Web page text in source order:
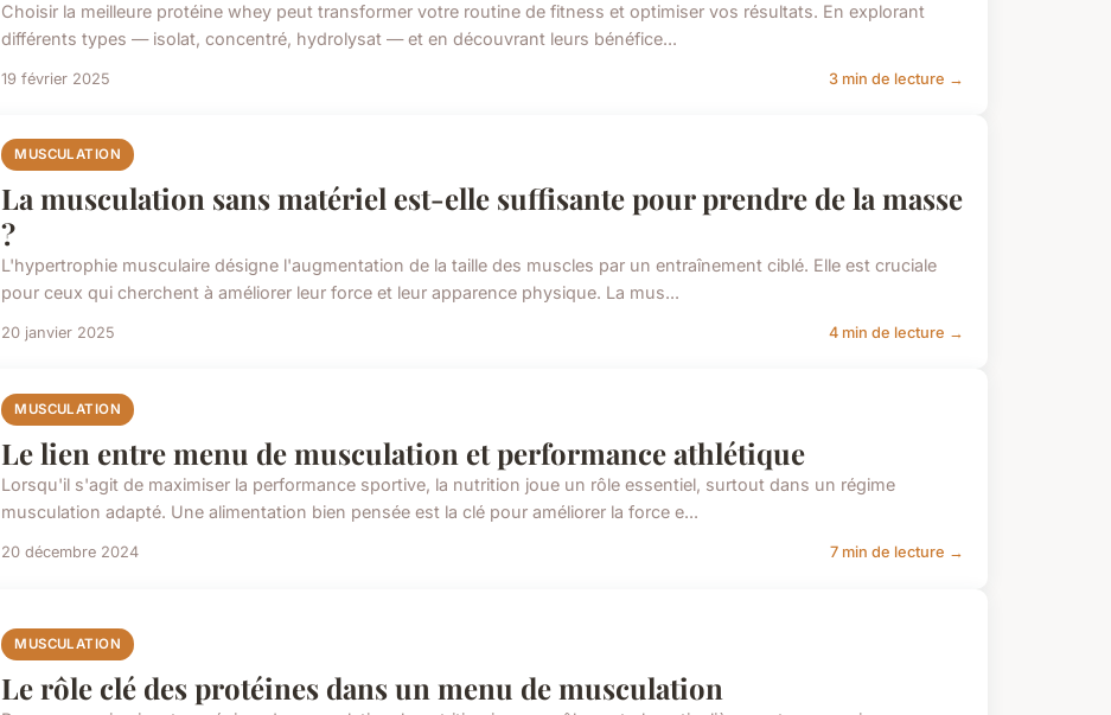
Choisir la meilleure protéine whey peut transformer votre routine de fitness et optimiser vos résultats. En explorant
différents types — isolat, concentré, hydrolysat — et en découvrant leurs bénéfice...
19 février 2025 3 min de lecture →
MUSCULATION
La musculation sans matériel est-elle suffisante pour prendre de la masse
?
L'hypertrophie musculaire désigne l'augmentation de la taille des muscles par un entraînement ciblé. Elle est cruciale
pour ceux qui cherchent à améliorer leur force et leur apparence physique. La mus...
20 janvier 2025 4 min de lecture →
MUSCULATION
Le lien entre menu de musculation et performance athlétique
Lorsqu'il s'agit de maximiser la performance sportive, la nutrition joue un rôle essentiel, surtout dans un régime
musculation adapté. Une alimentation bien pensée est la clé pour améliorer la force e...
20 décembre 2024 7 min de lecture →
MUSCULATION
Le rôle clé des protéines dans un menu de musculation